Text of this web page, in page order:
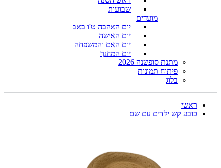
שבועות
מועדים
יום האהבה ט'ו באב
יום האישה
יום האם והמשפחה
יום המחנך
מתנת סופשנה 2026
פיתוח תמונות
בלוג
ראשי
כובע קש ילדים עם שם